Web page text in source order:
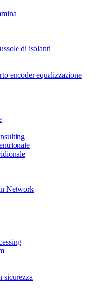
di isolanti
encoder equalizzazione
Network
sicurezza